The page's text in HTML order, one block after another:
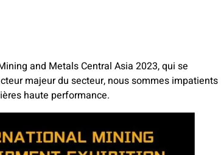
and Metals Central Asia 2023, qui se
majeur du secteur, nous sommes impatients
haute performance.